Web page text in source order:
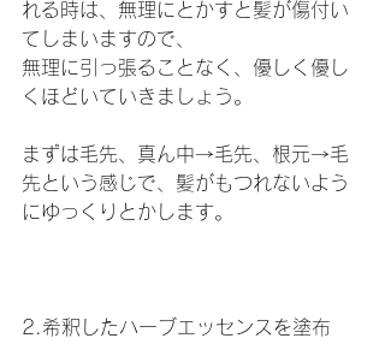
れる時は、無理にとかすと髪が傷付い
てしまいますので、
無理に引っ張ることなく、優しく優し
くほどいていきましょう。
まずは毛先、真ん中→毛先、根元→毛
先という感じで、髪がもつれないよう
にゆっくりとかします。
2.希釈したハーブエッセンスを塗布